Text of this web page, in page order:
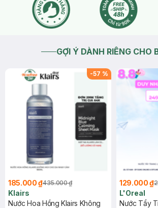
GỢI Ý DÀNH RIÊNG CHO
-57 %
185.000 ₫435.000 ₫
Klairs
Nước Hoa Hồng Klairs Không
129.000 ₫
L'Oreal
Nước Tẩy